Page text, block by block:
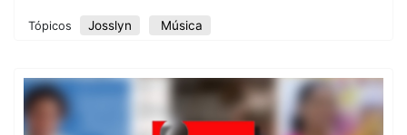
Tópicos Josslyn Música